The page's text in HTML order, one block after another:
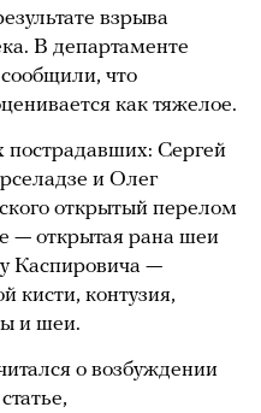
взрыва
В департаменте
что
как тяжелое.
пострадавших: Сергей
и Олег
открытый перелом
— открытая рана шеи
Каспировича —
кисти, контузия,
и шеи.
о возбуждении